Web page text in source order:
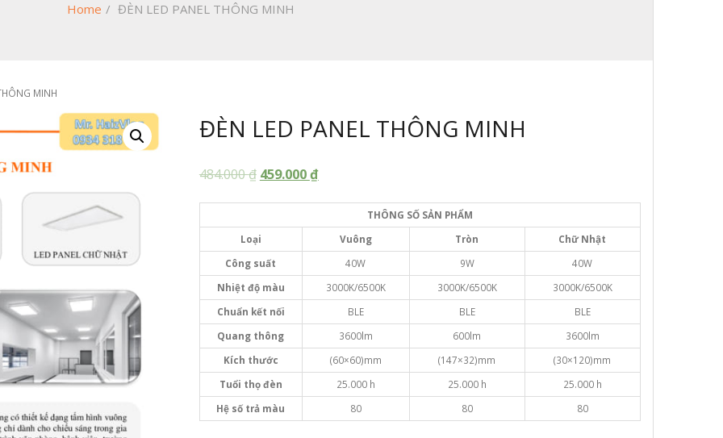
Home / ĐÈN LED PANEL THÔNG MINH
MINH
ĐÈN LED PANEL THÔNG MINH
484.000₫ 459.000₫
THÔNG SỐ SẢN PHẨM
Loại
Vuông Tròn Chữ Nhật
Công suất 40W 9W
40W
Nhiệt độ màu
3000K/6500K 3000K/6500K
3000K/6500K
Chuẩn kết nối BLE BLE
BLE
Quang thông
3600lm 600lm
3600lm
Kích thước
(60×60)mm (147×32)mm
(30×120)mm
Tuổi thọđèn 25.000 h 25.000 h
25.000 h
Hệ số trả màu 80 80 80